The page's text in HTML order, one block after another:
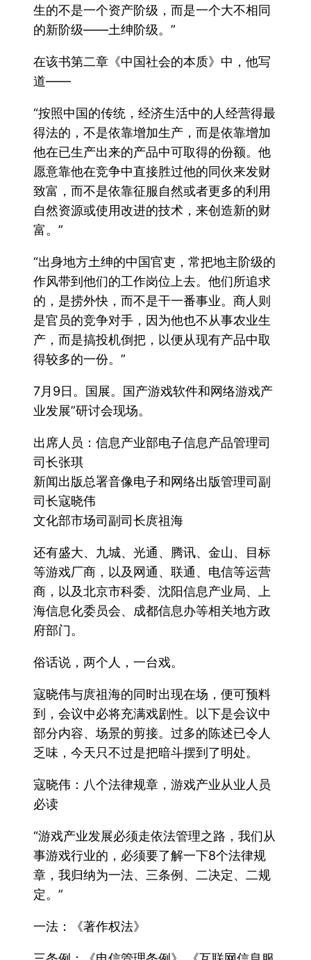
生的不是一个资产阶级，而是一个大不相同
的新阶级——土绅阶级。”
在该书第二章《中国社会的本质》中，他写
道——
“按照中国的传统，经济生活中的人经营得最
得法的，不是依靠增加生产，而是依靠增加
他在已生产出来的产品中可取得的份额。他
愿意靠他在竞争中直接胜过他的同伙来发财
致富，而不是依靠征服自然或者更多的利用
自然资源或使用改进的技术，来创造新的财
富。”
“出身地方土绅的中国官吏，常把地主阶级的
作风带到他们的工作岗位上去。他们所追求
的，是捞外快，而不是干一番事业。商人则
是官员的竞争对手，因为他也不从事农业生
产，而是搞投机倒把，以便从现有产品中取
得较多的一份。”
7月9日。国展。国产游戏软件和网络游戏产
业发展”研讨会现场。
出席人员：信息产业部电子信息产品管理司
司长张琪
新闻出版总署音像电子和网络出版管理司副
司长寇晓伟
文化部市场司副司长庹祖海
还有盛大、九城、光通、腾讯、金山、目标
等游戏厂商，以及网通、联通、电信等运营
商，以及北京市科委、沈阳信息产业局、上
海信息化委员会、成都信息办等相关地方政
府部门。
俗话说，两个人，一台戏。
寇晓伟与庹祖海的同时出现在场，便可预料
到，会议中必将充满戏剧性。以下是会议中
部分内容、场景的剪接。过多的陈述已令人
乏味，今天只不过是把暗斗摆到了明处。
寇晓伟：八个法律规章，游戏产业从业人员
必读
“游戏产业发展必须走依法管理之路，我们从
事游戏行业的，必须要了解一下8个法律规
章，我归纳为一法、三条例、二决定、二规
定。”
一法：《著作权法》